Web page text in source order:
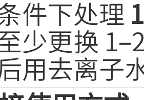
件下处理
少更换
用去离子